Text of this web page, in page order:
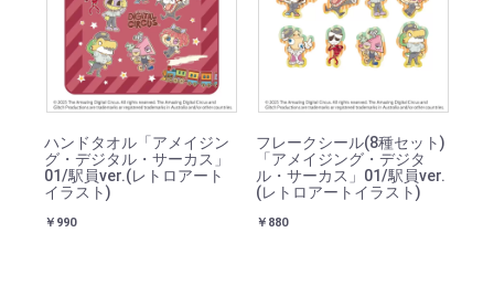
ハンドタオル「アメイジン
グ・デジタル・サーカス」
01/駅員ver.(レトロアート
イラスト)
￥990
フレークシール(8種セット)
「アメイジング・デジタ
ル・サーカス」01/駅員ver.
(レトロアートイラスト)
￥880